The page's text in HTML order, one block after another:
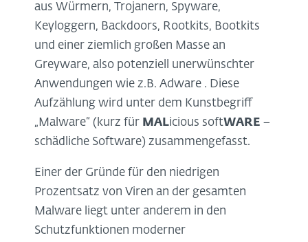
aus Würmern, Trojanern, Spyware,
Keyloggern, Backdoors, Rootkits, Bootkits
und einer ziemlich großen Masse an
Greyware, also potenziell unerwünschter
Anwendungen wie z.B. Adware . Diese
Aufzählung wird unter dem Kunstbegriff
„Malware“ (kurz für MALicious softWARE –
schädliche Software) zusammengefasst.
Einer der Gründe für den niedrigen
Prozentsatz von Viren an der gesamten
Malware liegt unter anderem in den
Schutzfunktionen moderner